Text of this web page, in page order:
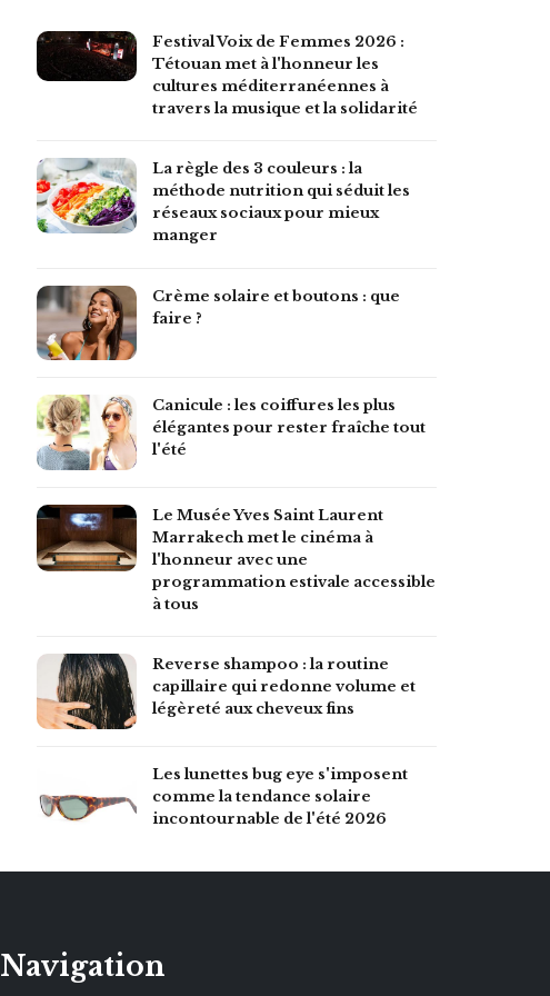
Festival Voix de Femmes 2026 :
Tétouan met à l'honneur les
cultures méditerranéennes à
travers la musique et la solidarité
La règle des 3 couleurs : la
méthode nutrition qui séduit les
réseaux sociaux pour mieux
manger
Crème solaire et boutons : que
faire ?
Canicule : les coiffures les plus
élégantes pour rester fraîche tout
l'été
Le Musée Yves Saint Laurent
Marrakech met le cinéma à
l'honneur avec une
programmation estivale accessible
à tous
Reverse shampoo : la routine
capillaire qui redonne volume et
légèreté aux cheveux fins
Les lunettes bug eye s'imposent
comme la tendance solaire
incontournable de l'été 2026
Navigation